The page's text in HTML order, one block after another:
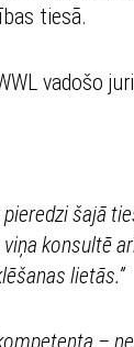
tiesā.
vadošo
šajā
konsultē
lietās.”
–